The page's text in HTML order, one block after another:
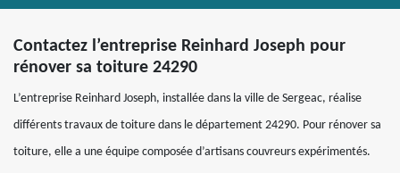
Contactez l’entreprise Reinhard Joseph pour
rénover sa toiture 24290
L’entreprise Reinhard Joseph, installée dans la ville de Sergeac, réalise
différents travaux de toiture dans le département 24290. Pour rénover sa
toiture, elle a une équipe composée d’artisans couvreurs expérimentés.